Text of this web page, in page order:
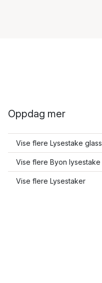
Oppdag mer
Vise flere Lysestake glass
Vise flere Byon lysestake
Vise flere Lysestaker